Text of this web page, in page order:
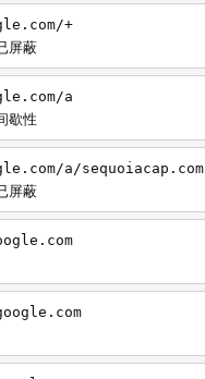
+
屏蔽
a
歇性
a/sequoiacap.com
屏蔽